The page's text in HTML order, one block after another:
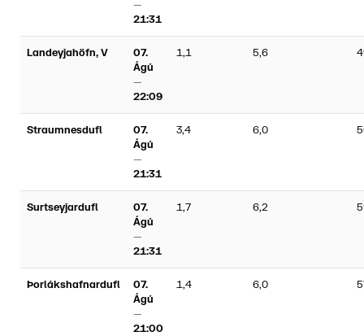
—
21:31
Landeyjahöfn, V
07.
Ágú
—
22:09
1,1 5,6
Straumnesdufl
07.
Ágú
—
21:31
3,4 6,0
Surtseyjardufl
07.
Ágú
—
21:31
1,7 6,2
Þorlákshafnardufl
07.
Ágú
—
21:00
1,4 6,0